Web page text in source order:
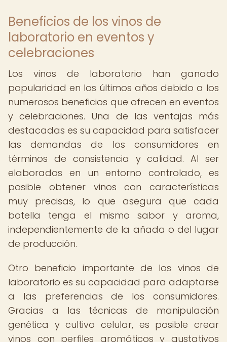
Beneficios de los vinos de
laboratorio en eventos y
celebraciones
Los vinos de laboratorio han ganado
popularidad en los últimos años debido a los
numerosos beneficios que ofrecen en eventos
y celebraciones. Una de las ventajas más
destacadas es su capacidad para satisfacer
las demandas de los consumidores en
términos de consistencia y calidad. Al ser
elaborados en un entorno controlado, es
posible obtener vinos con características
muy precisas, lo que asegura que cada
botella tenga el mismo sabor y aroma,
independientemente de la añada o del lugar
de producción.
Otro beneficio importante de los vinos de
laboratorio es su capacidad para adaptarse
a las preferencias de los consumidores.
Gracias a las técnicas de manipulación
genética y cultivo celular, es posible crear
vinos con perfiles aromáticos y gustativos